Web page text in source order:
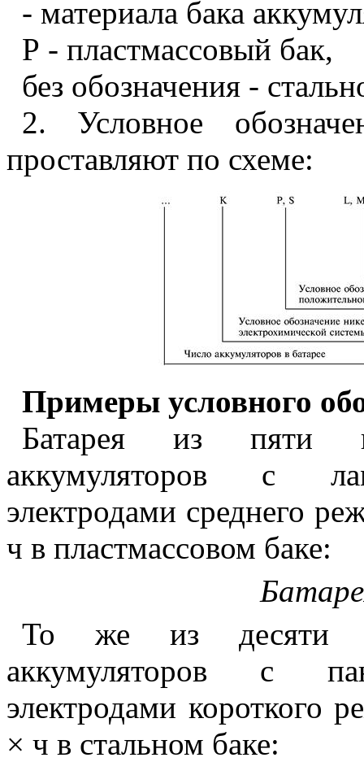
- материала бака
Р - пластмассовый бак,
без обозначения -
2. Условное
проставляют по схеме:
Примеры условного
Батарея из пяти
аккумуляторов с
электродами среднего
ч в пластмассовом баке:
То же из десяти
аккумуляторов с
электродами короткого
× ч в стальном баке: